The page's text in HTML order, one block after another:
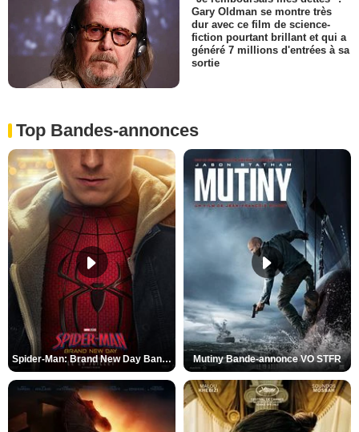
Gary Oldman se montre très
dur avec ce film de science-
fiction pourtant brillant et qui a
généré 7 millions d'entrées à sa
sortie
Top Bandes-annonces
Spider-Man: Brand New Day Bande-annonce VO STFR Mutiny Bande-annonce VO STFR